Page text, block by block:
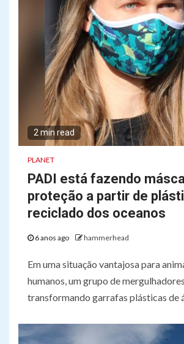
2 min read
PLANET
PADI está fazendo
proteção a partir de
reciclado dos oceanos
6 anos ago hammerhead
Em uma situação vantajosa para
humanos, um grupo de
transformando garrafas plásticas de